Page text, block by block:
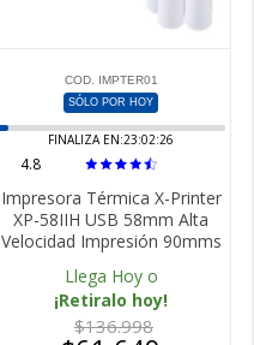
COD. IMPTER01
SÓLO POR HOY
FINALIZA EN:23:02:25
4.8
Impresora Térmica X-Printer
XP-58IIH USB 58mm Alta
Velocidad Impresión 90mms
Llega Hoy o
¡Retiralo hoy!
$136.998